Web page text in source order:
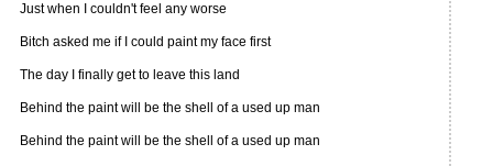
Just when I couldn't feel any worse
Bitch asked me if I could paint my face first
The day I finally get to leave this land
Behind the paint will be the shell of a used up man
Behind the paint will be the shell of a used up man